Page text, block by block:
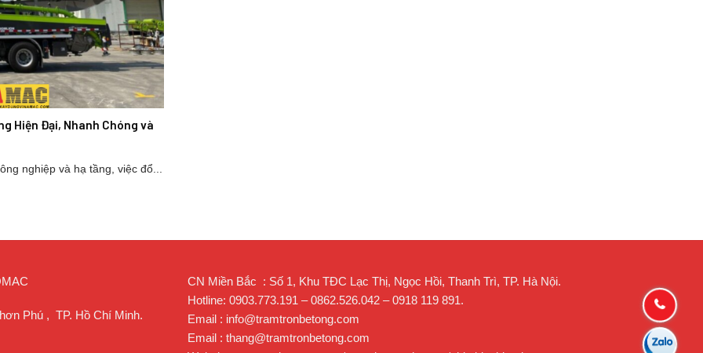
Hiện Đại, Nhanh Chóng và
nghiệp và hạ tầng, việc đổ...
Phú , TP. Hồ Chí Minh.
CN Miền Bắc : Số 1, Khu TĐC Lạc Thị, Ngọc Hồi, Thanh Trì, TP. Hà Nội.
Hotline: 0903.773.191 – 0862.526.042 – 0918 119 891.
Email : info@tramtronbetong.com
Email : thang@tramtronbetong.com